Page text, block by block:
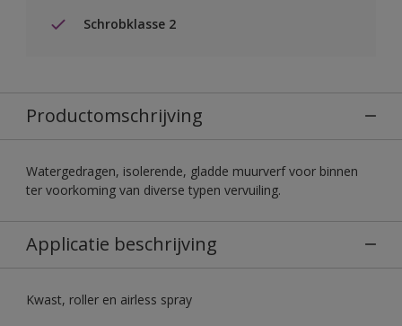
Schrobklasse 2
Productomschrijving
Watergedragen, isolerende, gladde muurverf voor binnen
ter voorkoming van diverse typen vervuiling.
Applicatie beschrijving
Kwast, roller en airless spray